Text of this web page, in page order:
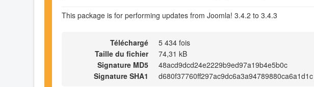
This package is for performing updates from Joomla! 3.4.2 to 3.4.3
Téléchargé
5 434 fois
Taille du fichier
74,31 kB
Signature MD5
48acd9dcd24e2229b9ed97a19b4e5b0c
Signature SHA1
d680f37760ff297ac9dc6a3a94789880ca6a1d1c